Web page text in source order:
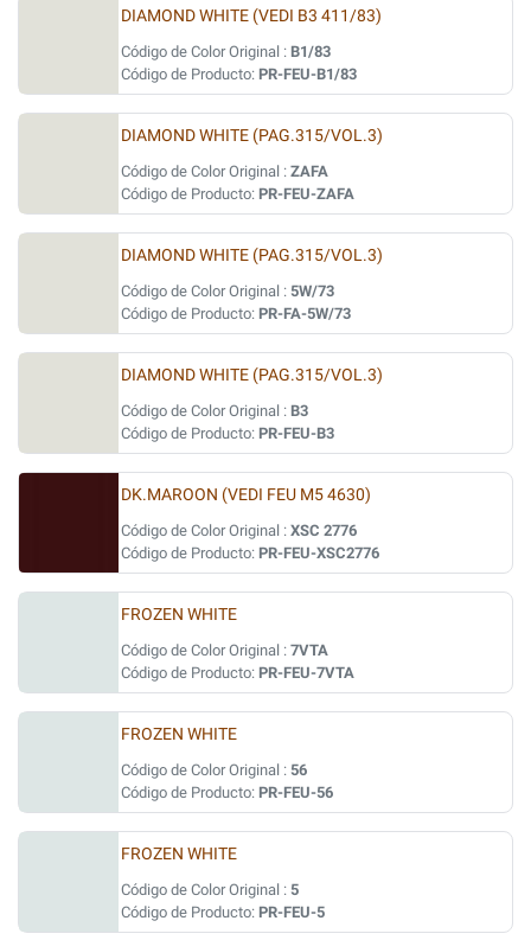
DIAMOND WHITE (VEDI B3 411/83)
Código de Color Original : B1/83
Código de Producto: PR-FEU-B1/83
DIAMOND WHITE (PAG.315/VOL.3)
Código de Color Original : ZAFA
Código de Producto: PR-FEU-ZAFA
DIAMOND WHITE (PAG.315/VOL.3)
Código de Color Original : 5W/73
Código de Producto: PR-FA-5W/73
DIAMOND WHITE (PAG.315/VOL.3)
Código de Color Original : B3
Código de Producto: PR-FEU-B3
DK.MAROON (VEDI FEU M5 4630)
Código de Color Original : XSC 2776
Código de Producto: PR-FEU-XSC2776
FROZEN WHITE
Código de Color Original : 7VTA
Código de Producto: PR-FEU-7VTA
FROZEN WHITE
Código de Color Original : 56
Código de Producto: PR-FEU-56
FROZEN WHITE
Código de Color Original : 5
Código de Producto: PR-FEU-5